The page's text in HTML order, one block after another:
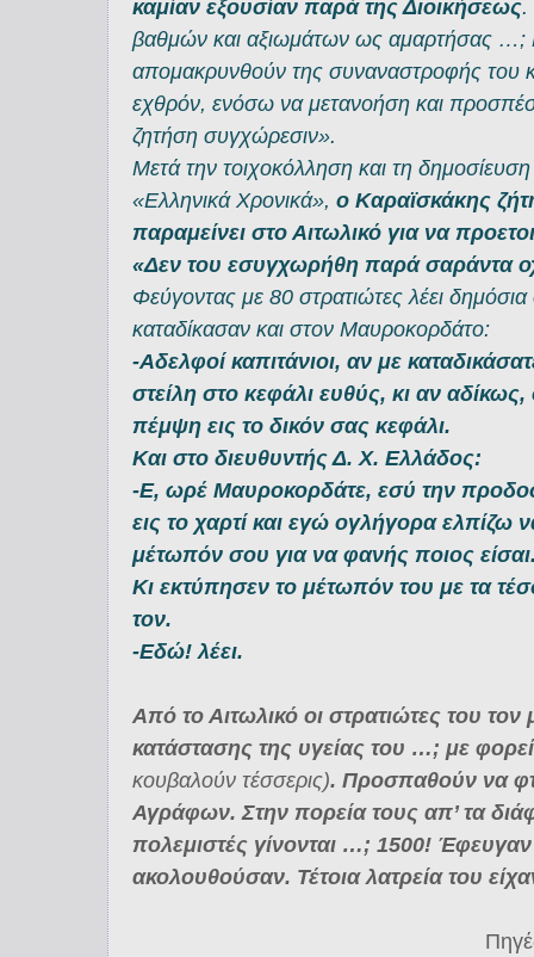
καμίαν εξουσίαν παρά της Διοικήσεως.
βαθμών και αξιωμάτων ως αμαρτήσας …;
απομακρυνθούν της συναναστροφής του
εχθρόν, ενόσω να μετανοήση και
ζητήση συγχώρεσιν».
Μετά την τοιχοκόλληση και τη
«Ελληνικά Χρονικά», ο Καραϊσκάκης
παραμείνει στο Αιτωλικό για να
«Δεν του εσυγχωρήθη παρά σαράντα
Φεύγοντας με 80 στρατιώτες λέει
καταδίκασαν και στον Μαυροκορδάτο:
-Αδελφοί καπιτάνιοι, αν με
στείλη στο κεφάλι ευθύς, κι αν
πέμψη εις το δικόν σας κεφάλι.
Και στο διευθυντής Δ. Χ. Ελλάδος:
-Ε, ωρέ Μαυροκορδάτε, εσύ την
εις το χαρτί και εγώ ογλήγορα ελπίζω
μέτωπόν σου για να φανής ποιος
Κι εκτύπησεν το μέτωπόν του με τα
τον.
-Εδώ! λέει.
Από το Αιτωλικό οι στρατιώτες του
κατάστασης της υγείας του …; με
κουβαλούν τέσσερις). Προσπαθούν να
Αγράφων. Στην πορεία τους απ’ τα
πολεμιστές γίνονται …; 1500! Έφευγαν
ακολουθούσαν. Τέτοια λατρεία του